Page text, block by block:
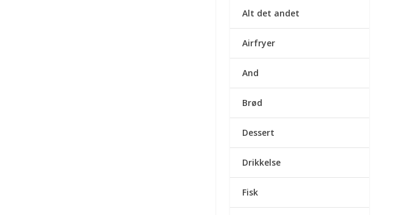
Alt det andet
Airfryer
And
Brød
Dessert
Drikkelse
Fisk